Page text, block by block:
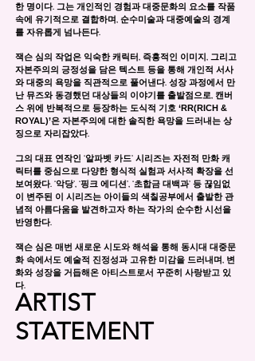
한 명이다. 그는 개인적인 경험과 대중문화의 요소를 작품
속에 유기적으로 결합하며, 순수미술과 대중예술의 경계
를 자유롭게 넘나든다.
잭슨 심의 작업은 익숙한 캐릭터, 즉흥적인 이미지, 그리고
자본주의의 긍정성을 담은 텍스트 등을 통해 개인적 서사
와 대중의 욕망을 직관적으로 풀어낸다. 성장 과정에서 만
난 뮤즈와 동경했던 대상들의 이야기를 출발점으로, 캔버
스 위에 반복적으로 등장하는 도식적 기호 ‘RR(RICH &
ROYAL)’은 자본주의에 대한 솔직한 욕망을 드러내는 상
징으로 자리잡았다.
그의 대표 연작인 ‘알파벳 카드’ 시리즈는 자전적 만화 캐
릭터를 중심으로 다양한 형식적 실험과 서사적 확장을 선
보여왔다. ‘악당’, ‘핑크 에디션’, ‘초합금 대백과’ 등 끊임없
이 변주된 이 시리즈는 아이들의 색칠공부에서 출발한 관
념적 아름다움을 발견하고자 하는 작가의 순수한 시선을
반영한다.
잭슨 심은 매번 새로운 시도와 해석을 통해 동시대 대중문
화 속에서도 예술적 진정성과 고유한 미감을 드러내며, 변
화와 성장을 거듭해온 아티스트로서 꾸준히 사랑받고 있
다.
ARTIST
STATEMENT